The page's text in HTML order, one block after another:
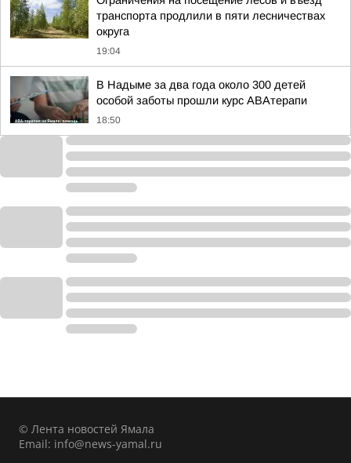
транспорта продлили в пяти лесничествах
округа
19:04
В Надыме за два года около 300 детей
особой заботы прошли курс АВАтерапи
18:50
© Лента новостей Ямала
Email: info@news-yamal.ru